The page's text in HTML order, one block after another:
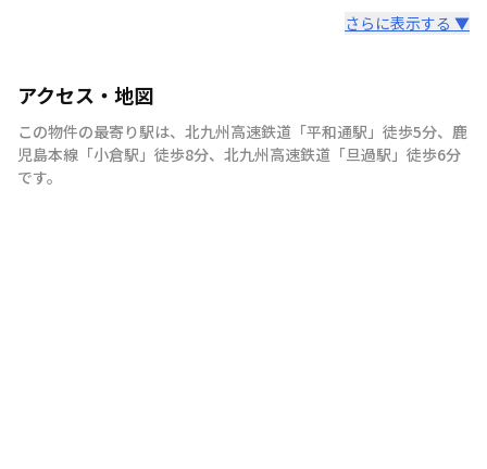
さらに表示する ▼
アクセス・地図
この物件の最寄り駅は、 北九州高速鉄道 「平和通駅 」 徒歩5分、 鹿
児島本線 「小倉駅 」 徒歩8分、 北九州高速鉄道 「旦過駅 」 徒歩6分
です。